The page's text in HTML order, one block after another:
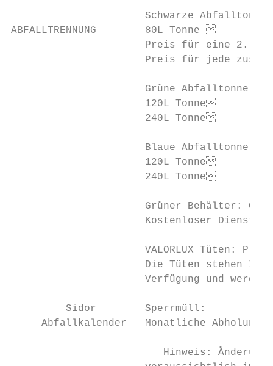
Schwarze
ABFALLTRENNUNG        80L Tonne
Preis für eine 2.
Preis für jede
Grüne Abfalltonne:
120L Tonne
240L Tonne
Blaue Abfalltonne:
120L Tonne
240L Tonne
                      Grüner Behälter: Glas
Kostenloser Dienst
VALORLUX Tüten:
Die Tüten stehen
Verfügung und werden
         Sidor        Sperrmüll:
Abfallkalender   Monatliche Abholung
Hinweis: